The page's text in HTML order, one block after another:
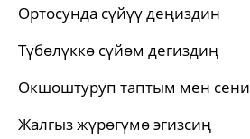
Ортосунда сүйүү деңиздин
Түбөлүккө сүйөм дегиздиң
Окшоштуруп таптым мен сени
Жалгыз жүрөгүмө эгизсиң